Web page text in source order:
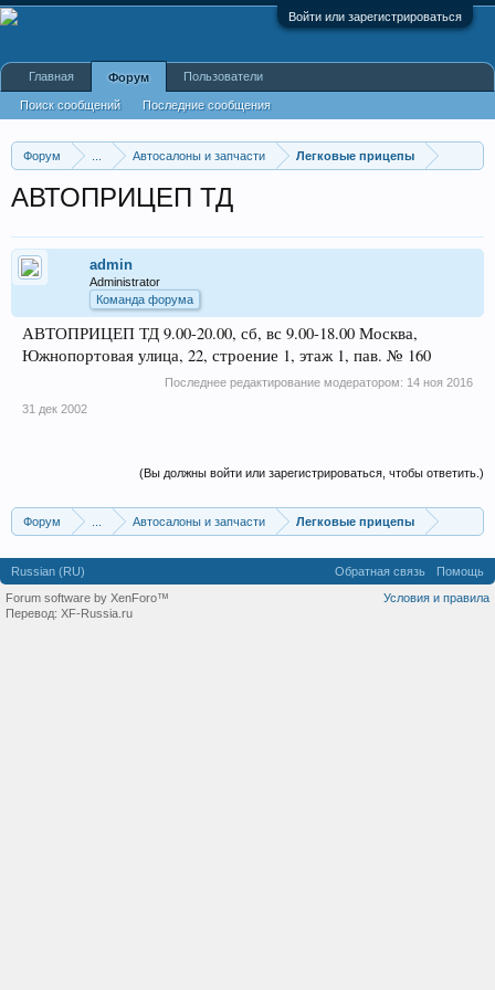
Войти или зарегистрироваться
Форум Автосалоны и запчасти Легковые прицепы
АВТОПРИЦЕП ТД
admin
Administrator
Команда форума
АВТОПРИЦЕП ТД 9.00-20.00, сб, вс 9.00-18.00 Москва,
Южнопортовая улица, 22, строение 1, этаж 1, пав. № 160
Последнее редактирование модератором: 14 ноя 2016
31 дек 2002
(Вы должны войти или зарегистрироваться, чтобы ответить.)
Форум Автосалоны и запчасти Легковые прицепы
Главная Форум
Поиск сообщений Последние сообщения
Пользователи
Russian (RU) Обратная связь
Помощь
Условия и правила
Forum software by XenForo™
Перевод: XF-Russia.ru